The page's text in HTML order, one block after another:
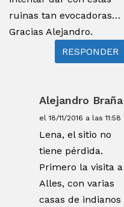
ruinas tan evocadoras…
Gracias Alejandro.
RESPONDER
Alejandro Braña
el 18/11/2016 a las 11:58
Lena, el sitio no
tiene pérdida.
Primero la visita a
Alles, con varias
casas de indianos